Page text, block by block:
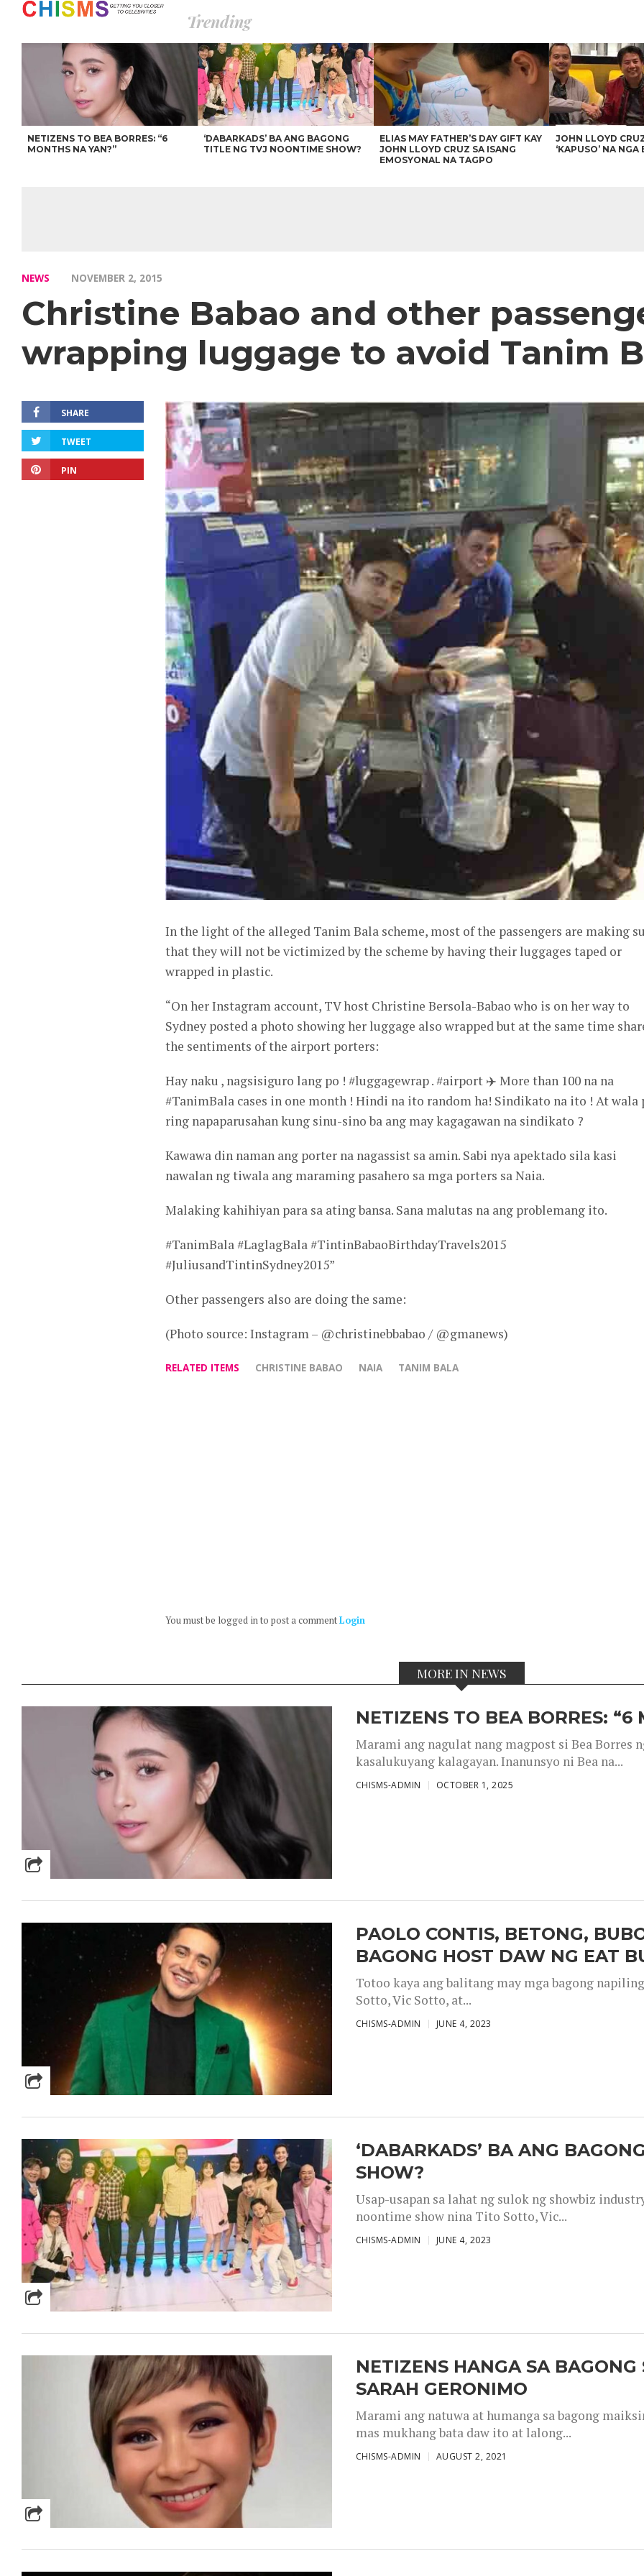
Trending
NETIZENS TO BEA BORRES: “6
MONTHS NA YAN?”
‘DABARKADS’ BA ANG BAGONG
TITLE NG TVJ NOONTIME SHOW?
ELIAS MAY FATHER’S DAY GIFT KAY
JOHN LLOYD CRUZ SA ISANG
EMOSYONAL NA TAGPO
JOHN LLOYD
‘KAPUSO’ NA NGA
NEWS NOVEMBER 2, 2015
Christine Babao and other
wrapping luggage to avoid Tanim
SHARE
TWEET
PIN
In the light of the alleged Tanim Bala scheme, most of the passengers are making
that they will not be victimized by the scheme by having their luggages taped or
wrapped in plastic.
“On her Instagram account, TV host Christine Bersola-Babao who is on her way to
Sydney posted a photo showing her luggage also wrapped but at the same time
the sentiments of the airport porters:
Hay naku , nagsisiguro lang po ! #luggagewrap . #airport ✈️ More than 100 na na
#TanimBala cases in one month ! Hindi na ito random ha! Sindikato na ito ! At wala
ring napaparusahan kung sinu-sino ba ang may kagagawan na sindikato ?
Kawawa din naman ang porter na nagassist sa amin. Sabi nya apektado sila kasi
nawalan ng tiwala ang maraming pasahero sa mga porters sa Naia.
Malaking kahihiyan para sa ating bansa. Sana malutas na ang problemang ito.
#TanimBala #LaglagBala #TintinBabaoBirthdayTravels2015
#JuliusandTintinSydney2015”
Other passengers also are doing the same:
(Photo source: Instagram – @christinebbabao / @gmanews)
RELATED ITEMS CHRISTINE BABAO NAIA TANIM BALA
You must be logged in to post a commentLogin
MORE IN NEWS
NETIZENS TO BEA BORRES: “6
Marami ang nagulat nang magpost si Bea Borres
kasalukuyang kalagayan. Inanunsyo ni Bea na...
CHISMS-ADMIN OCTOBER 1, 2025
PAOLO CONTIS, BETONG,
BAGONG HOST DAW NG EAT
Totoo kaya ang balitang may mga bagong
Sotto, Vic Sotto, at...
CHISMS-ADMIN JUNE 4, 2023
‘DABARKADS’ BA ANG
SHOW?
Usap-usapan sa lahat ng sulok ng showbiz
noontime show nina Tito Sotto, Vic...
CHISMS-ADMIN JUNE 4, 2023
NETIZENS HANGA SA
SARAH GERONIMO
Marami ang natuwa at humanga sa bagong
mas mukhang bata daw ito at lalong...
CHISMS-ADMIN AUGUST 2, 2021